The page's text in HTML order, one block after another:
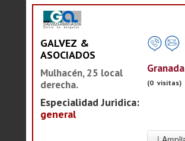
GALVEZ &
ASOCIADOS
Mulhacén, 25 local
derecha.
Especialidad Juridica:
general
Granada
(0 visitas)